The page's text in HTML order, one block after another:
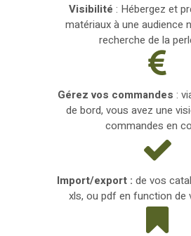
Visibilité : Hébergez et
matériaux à une audience
recherche de la
Gérez vos commandes :
de bord, vous avez une
commandes en
Import/export : de vos
xls, ou pdf en function de